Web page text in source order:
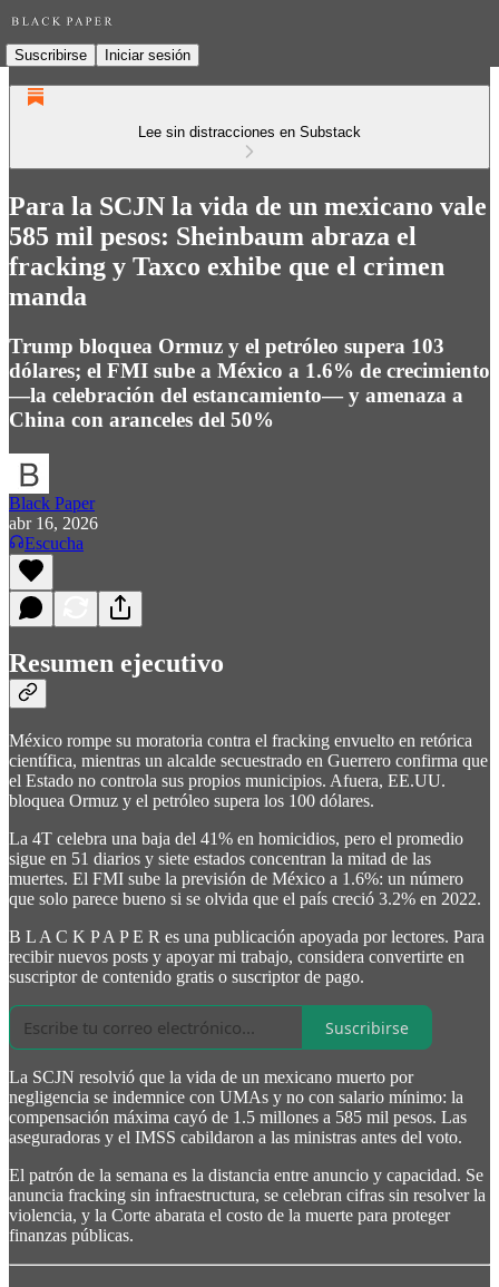
Suscribirse Iniciar sesión
Lee sin distracciones en Substack
Para la SCJN la vida de un mexicano vale
585 mil pesos: Sheinbaum abraza el
fracking y Taxco exhibe que el crimen
manda
Trump bloquea Ormuz y el petróleo supera 103
dólares; el FMI sube a México a 1.6% de crecimiento
—la celebración del estancamiento— y amenaza a
China con aranceles del 50%
Black Paper
abr 16, 2026
Escucha
Resumen ejecutivo
México rompe su moratoria contra el fracking envuelto en retórica
científica, mientras un alcalde secuestrado en Guerrero confirma que
el Estado no controla sus propios municipios. Afuera, EE.UU.
bloquea Ormuz y el petróleo supera los 100 dólares.
La 4T celebra una baja del 41% en homicidios, pero el promedio
sigue en 51 diarios y siete estados concentran la mitad de las
muertes. El FMI sube la previsión de México a 1.6%: un número
que solo parece bueno si se olvida que el país creció 3.2% en 2022.
B L A C K P A P E R es una publicación apoyada por lectores. Para
recibir nuevos posts y apoyar mi trabajo, considera convertirte en
suscriptor de contenido gratis o suscriptor de pago.
Suscribirse
La SCJN resolvió que la vida de un mexicano muerto por
negligencia se indemnice con UMAs y no con salario mínimo: la
compensación máxima cayó de 1.5 millones a 585 mil pesos. Las
aseguradoras y el IMSS cabildaron a las ministras antes del voto.
El patrón de la semana es la distancia entre anuncio y capacidad. Se
anuncia fracking sin infraestructura, se celebran cifras sin resolver la
violencia, y la Corte abarata el costo de la muerte para proteger
finanzas públicas.